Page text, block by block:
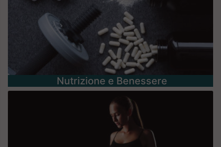
Nutrizione e Benessere